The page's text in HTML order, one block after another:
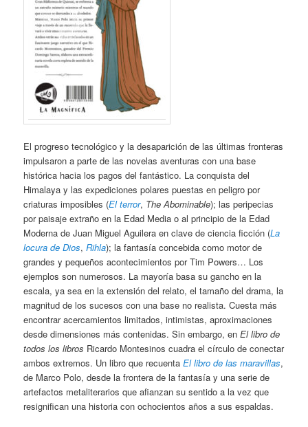
El progreso tecnológico y la desaparición de las últimas fronteras
impulsaron a parte de las novelas aventuras con una base
histórica hacia los pagos del fantástico. La conquista del
Himalaya y las expediciones polares puestas en peligro por
criaturas imposibles (El terror, The Abominable); las peripecias
por paisaje extraño en la Edad Media o al principio de la Edad
Moderna de Juan Miguel Aguilera en clave de ciencia ficción (La
locura de Dios,Rihla); la fantasía concebida como motor de
grandes y pequeños acontecimientos por Tim Powers… Los
ejemplos son numerosos. La mayoría basa su gancho en la
escala, ya sea en la extensión del relato, el tamaño del drama, la
magnitud de los sucesos con una base no realista. Cuesta más
encontrar acercamientos limitados, intimistas, aproximaciones
desde dimensiones más contenidas. Sin embargo, enEl libro de
todos los libros Ricardo Montesinos cuadra el círculo de conectar
ambos extremos. Un libro que recuentaEl libro de las maravillas,
de Marco Polo, desde la frontera de la fantasía y una serie de
artefactos metaliterarios que afianzan su sentido a la vez que
resignifican una historia con ochocientos años a sus espaldas.